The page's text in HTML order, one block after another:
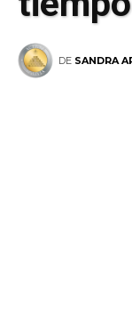
DE SANDRA